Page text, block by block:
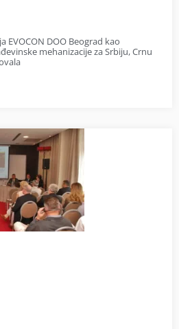
EVOCON DOO Beograd kao
mehanizacije za Srbiju, Crnu